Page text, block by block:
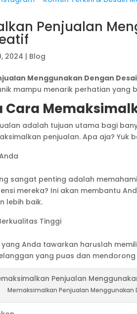
Penjualan
2024 | Blog
Menggunakan Dengan
mampu menarik perhatian
Cara
adalah tujuan utama bagi
penjualan. Apa aja? Yuk
sangat penting adalah
mereka? Ini akan membantu
lebih baik.
Tinggi
Anda tawarkan haruslah
yang puas dan
Memaksimalkan Penjualan Menggunakan